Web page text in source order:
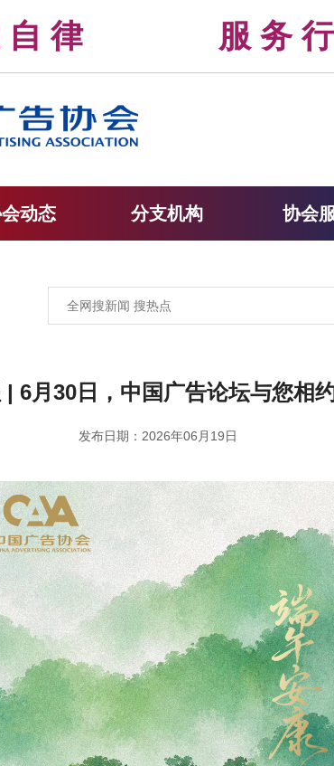
业 自 律 服 务
动态 分支机构 协会
6月30日，中国广告论坛与您相
发布日期：2026年06月19日